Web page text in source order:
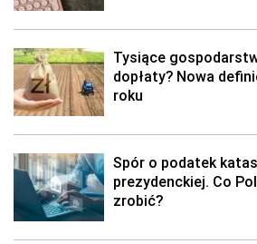
Tysiące
dopłaty? Nowa
roku
Spór o podatek
prezydenckiej. Co
zrobić?